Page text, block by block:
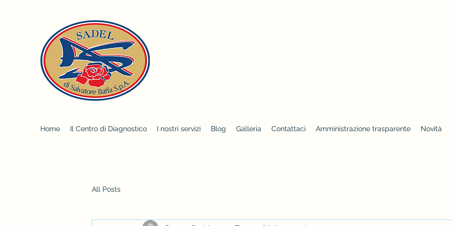
Home Il Centro di Diagnostico I nostri servizi Blog Galleria Contattaci Amministrazione trasparente Novità
All Posts